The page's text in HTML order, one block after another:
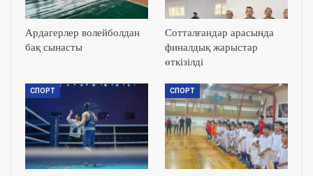
Ардагерлер волейболдан
бақ сынасты
Сотталғандар арасында
финалдық жарыстар
өткізілді
СПОРТ СПОРТ